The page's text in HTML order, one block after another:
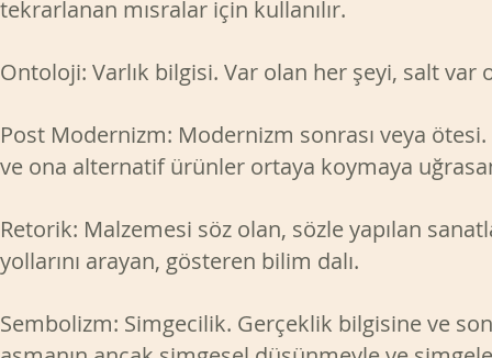
tekrarlanan mısralar için kullanılır.
Ontoloji: Varlık bilgisi. Var olan her şeyi, salt var
Post Modernizm: Modernizm sonrası veya
ve ona alternatif ürünler ortaya koymaya
Retorik: Malzemesi söz olan, sözle yapılan
yollarını arayan, gösteren bilim dalı.
Sembolizm: Simgecilik. Gerçeklik bilgisine ve